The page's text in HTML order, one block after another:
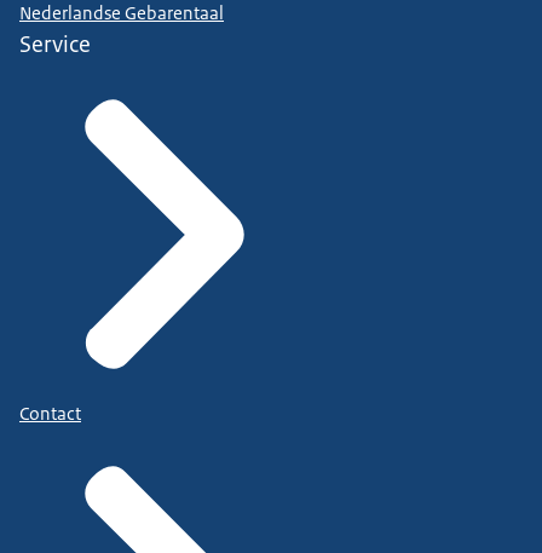
Nederlandse Gebarentaal
Service
Contact